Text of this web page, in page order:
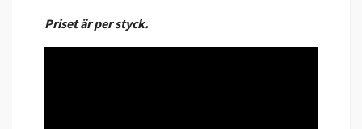
Priset är per styck.